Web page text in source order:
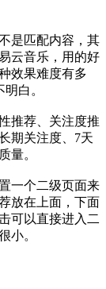
是匹配内容，其
云音乐，用的好
效果难度有多
白。
推荐、关注度推
期关注度、7天
量。
一个二级页面来
放在上面，下面
可以直接进入二
小。